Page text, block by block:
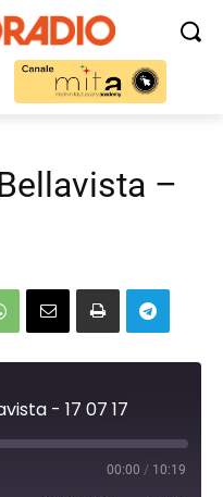
–
- 17 07 17
00:00 / 10:19